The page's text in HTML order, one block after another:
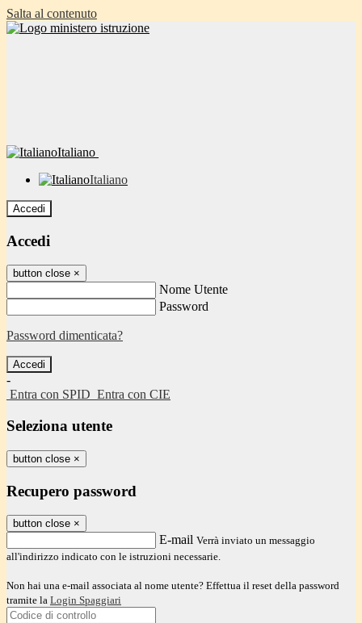
Salta al contenuto
Italiano
Italiano
Accedi
Accedi
button close ×
Nome Utente
Password
Password dimenticata?
-
Entra con SPID Entra con CIE
Seleziona utente
button close ×
Recupero password
button close ×
E-mail Verrà inviato un messaggio
all'indirizzo indicato con le istruzioni necessarie.
Non hai una e-mail associata al nome utente? Effettua il reset della password
tramite la Login Spaggiari